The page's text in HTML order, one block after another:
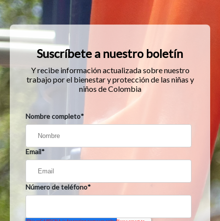
Suscríbete a nuestro boletín
Y recibe información actualizada sobre nuestro
trabajo por el bienestar y protección de las niñas y
niños de Colombia
Nombre completo*
Email*
Número de teléfono*